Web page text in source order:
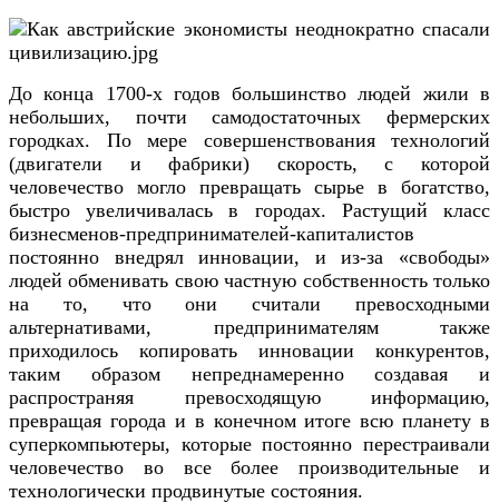
До конца 1700-х годов большинство людей жили в
небольших, почти самодостаточных фермерских
городках. По мере совершенствования технологий
(двигатели и фабрики) скорость, с которой
человечество могло превращать сырье в богатство,
быстро увеличивалась в городах. Растущий класс
бизнесменов-предпринимателей-капиталистов
постоянно внедрял инновации, и из-за «свободы»
людей обменивать свою частную собственность только
на то, что они считали превосходными
альтернативами, предпринимателям также
приходилось копировать инновации конкурентов,
таким образом непреднамеренно создавая и
распространяя превосходящую информацию,
превращая города и в конечном итоге всю планету в
суперкомпьютеры, которые постоянно перестраивали
человечество во все более производительные и
технологически продвинутые состояния.